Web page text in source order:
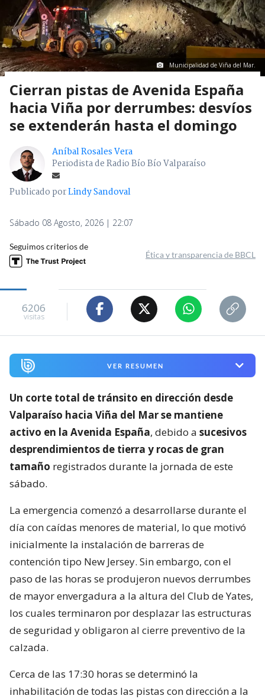
Municipalidad de Viña del Mar.
Cierran pistas de Avenida España
hacia Viña por derrumbes: desvíos
se extenderán hasta el domingo
Aníbal Rosales Vera
Periodista de Radio Bío Bío Valparaíso
Publicado porLindy Sandoval
Sábado 08 Agosto, 2026 | 22:07
Seguimos criterios de
Ética y transparencia de BBCL
6206
visitas
VER RESUMEN
Un corte total de tránsito en dirección desde
Valparaíso hacia Viña del Mar se mantiene
activo en la Avenida España, debido a sucesivos
desprendimientos de tierra y rocas de gran
tamaño registrados durante la jornada de este
sábado.
La emergencia comenzó a desarrollarse durante el
día con caídas menores de material, lo que motivó
inicialmente la instalación de barreras de
contención tipo New Jersey. Sin embargo, con el
paso de las horas se produjeron nuevos derrumbes
de mayor envergadura a la altura del Club de Yates,
los cuales terminaron por desplazar las estructuras
de seguridad y obligaron al cierre preventivo de la
calzada.
Cerca de las 17:30 horas se determinó la
inhabilitación de todas las pistas con dirección a la